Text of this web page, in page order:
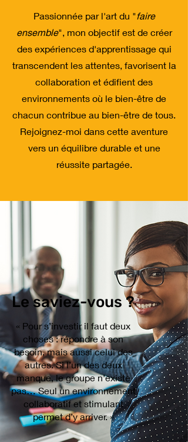
Passionnée par l'art du " faire
ensemble", mon objectif est de créer
des expériences d'apprentissage qui
transcendent les attentes, favorisent la
collaboration et édifient des
environnements où le bien-être de
chacun contribue au bien-être de tous.
Rejoignez-moi dans cette aventure
vers un équilibre durable et une
réussite partagée.
Le saviez-vous ?
« Pour s’investir il faut deux
choses : répondre à son
besoin, mais aussi celui des
autres. Si l’un des deux
manque, le groupe n’existe
pas… Seul un environnement
collaboratif et stimulant
permet d’y arriver. »